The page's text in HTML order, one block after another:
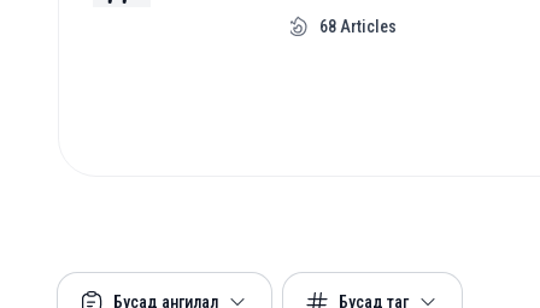
68 Articles
Бусад ангилал Бусад таг